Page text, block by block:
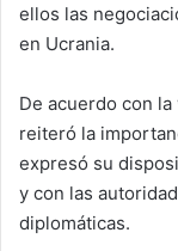
ellos las
en Ucrania.
De acuerdo con
reiteró la
expresó su
y con las
diplomáticas.